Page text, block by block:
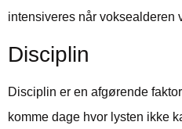
intensiveres når voksealderen
Disciplin
Disciplin er en afgørende
komme dage hvor lysten ikke